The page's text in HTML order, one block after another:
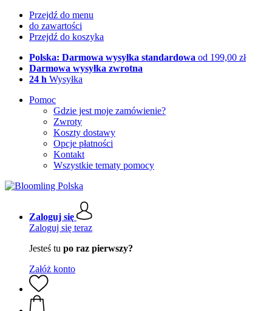
Przejdź do menu
do zawartości
Przejdź do koszyka
Polska: Darmowa wysyłka standardowa od 199,00 zł
Darmowa wysyłka zwrotna
24 h Wysyłka
Pomoc
Gdzie jest moje zamówienie?
Zwroty
Koszty dostawy
Opcje płatności
Kontakt
Wszystkie tematy pomocy
Zaloguj się
Zaloguj się teraz
Jesteś tu po raz pierwszy?
Załóż konto